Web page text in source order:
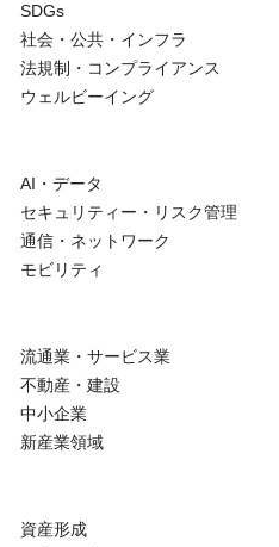
SDGs
社会・公共・インフラ
法規制・コンプライアンス
ウェルビーイング
AI・データ
セキュリティー・リスク管理
通信・ネットワーク
モビリティ
流通業・サービス業
不動産・建設
中小企業
新産業領域
資産形成